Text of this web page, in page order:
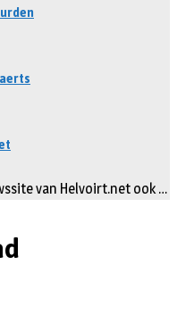
van Helvoirt.net ook …